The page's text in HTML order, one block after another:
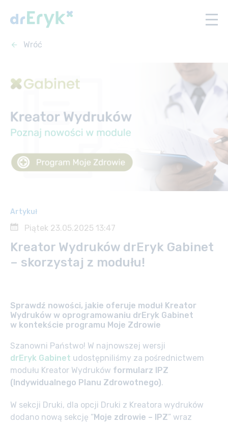
Wróć
Artykuł
Piątek 23.05.2025 13:47
Kreator Wydruków drEryk Gabinet
– skorzystaj z modułu!
Sprawdź nowości, jakie oferuje moduł Kreator
Wydruków w oprogramowaniu drEryk Gabinet
w kontekście programu Moje Zdrowie
Szanowni Państwo! W najnowszej wersji
drEryk Gabinet udostępniliśmy za pośrednictwem
modułu Kreator Wydruków formularz IPZ
(Indywidualnego Planu Zdrowotnego).
W sekcji Druki, dla opcji Druki z Kreatora wydruków
dodano nową sekcję “Moje zdrowie – IPZ” wraz